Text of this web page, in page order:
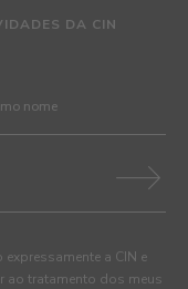
DA CIN
a CIN e
ao tratamento dos meus